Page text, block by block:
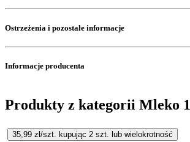
Ostrzeżenia i pozostałe informacje
Informacje producenta
Produkty z kategorii Mleko 1
35,99 zł/szt. kupując 2 szt. lub wielokrotność